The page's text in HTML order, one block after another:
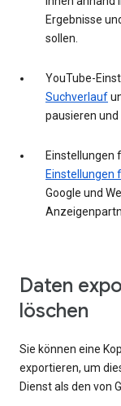
Ergebnisse
sollen.
YouTube-
Suchverlauf
pausieren und
Einstellungen
Einstellungen
Google und
Daten
löschen
Sie können eine
exportieren, um
Dienst als den von